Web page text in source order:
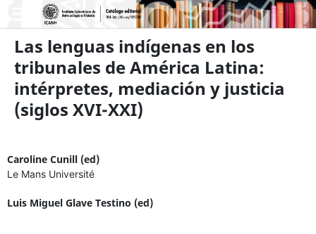
Las lenguas indígenas en los
tribunales de América Latina:
intérpretes, mediación y justicia
(siglos XVI-XXI)
Caroline Cunill (ed)
Le Mans Université
Luis Miguel Glave Testino (ed)